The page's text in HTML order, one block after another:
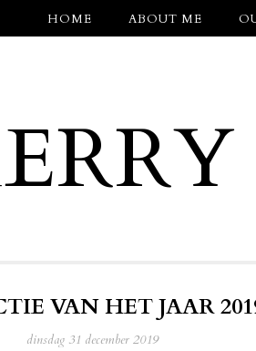
HOME ABOUT ME
VAN HET JAAR
dinsdag 31 december 2019